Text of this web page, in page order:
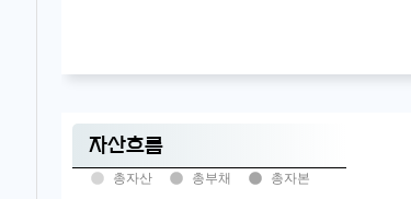
자산흐름
총자산 총부채 총자본